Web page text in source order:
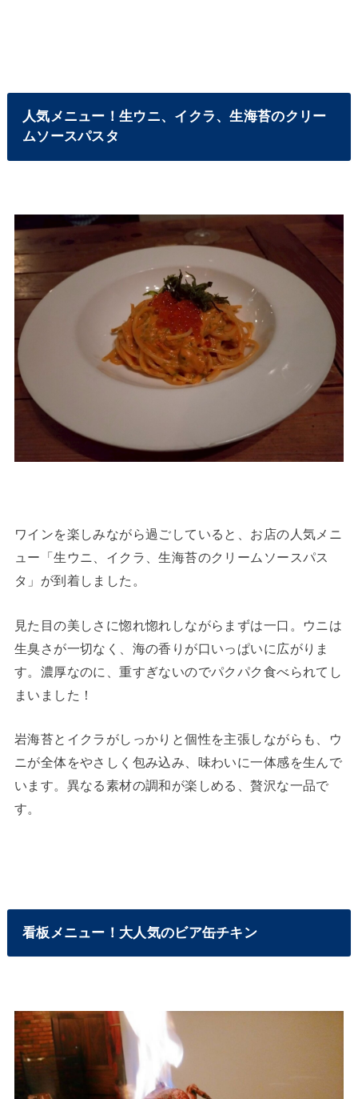
人気メニュー！生ウニ、イクラ、生海苔のクリー
ムソースパスタ
ワインを楽しみながら過ごしていると、お店の人気メニ
ュー「生ウニ、イクラ、生海苔のクリームソースパス
タ」が到着しました。
見た目の美しさに惚れ惚れしながらまずは一口。ウニは
生臭さが一切なく、海の香りが口いっぱいに広がりま
す。濃厚なのに、重すぎないのでパクパク食べられてし
まいました！
岩海苔とイクラがしっかりと個性を主張しながらも、ウ
ニが全体をやさしく包み込み、味わいに一体感を生んで
います。異なる素材の調和が楽しめる、贅沢な一品で
す。
看板メニュー！大人気のビア缶チキン